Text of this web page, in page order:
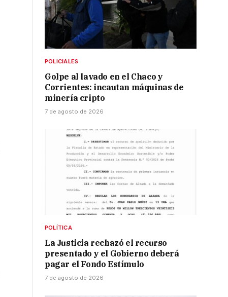
POLICIALES
Golpe al lavado en el Chaco y
Corrientes: incautan máquinas de
minería cripto
7 de agosto de 2026
POLÍTICA
La Justicia rechazó el recurso
presentado y el Gobierno deberá
pagar el Fondo Estímulo
7 de agosto de 2026